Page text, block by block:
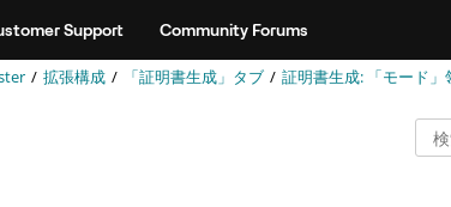
Support Community Forums
拡張構成 「証明書生成」タブ 証明書生成: 「モード」